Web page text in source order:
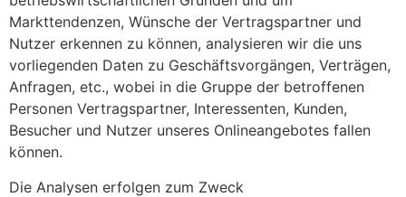
Markttendenzen, Wünsche der Vertragspartner und
Nutzer erkennen zu können, analysieren wir die uns
vorliegenden Daten zu Geschäftsvorgängen, Verträgen,
Anfragen, etc., wobei in die Gruppe der betroffenen
Personen Vertragspartner, Interessenten, Kunden,
Besucher und Nutzer unseres Onlineangebotes fallen
können.
Die Analysen erfolgen zum Zweck